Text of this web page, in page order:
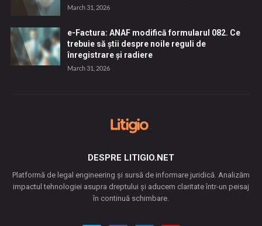
March 31, 2026
e-Factura: ANAF modifică formularul 082. Ce
trebuie să știi despre noile reguli de
înregistrare și radiere
March 31, 2026
DESPRE LITIGIO.NET
Platformă de legal engineering și sursă de informare juridică. Analizăm
impactul tehnologiei asupra dreptului și aducem claritate într-un peisaj
în continuă schimbare.